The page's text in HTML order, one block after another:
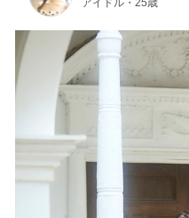
アイドル・25歳